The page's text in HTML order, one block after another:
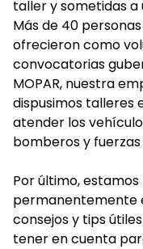
taller y sometidas
Más de 40
ofrecieron como
convocatorias
MOPAR, nuestra
dispusimos talleres
atender los
bomberos y fuerzas
Por último,
permanentemente
consejos y tips
tener en cuenta